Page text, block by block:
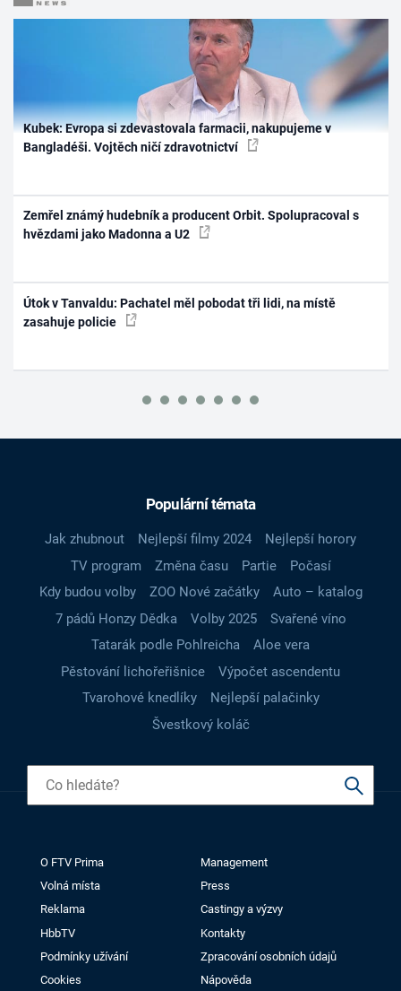
Kubek: Evropa si zdevastovala farmacii, nakupujeme v
Bangladéši. Vojtěch ničí zdravotnictví
Zemřel známý hudebník a producent Orbit. Spolupracoval s
hvězdami jako Madonna a U2
Útok v Tanvaldu: Pachatel měl pobodat tři lidi, na místě
zasahuje policie
Populární témata
Jak zhubnout Nejlepší filmy 2024
Nejlepší horory
TV program
Změna času Partie
Počasí
Kdy budou volby
ZOO Nové začátky
Auto – katalog
7 pádů Honzy Dědka
Volby 2025
Svařené víno
Tatarák podle Pohlreicha
Aloe vera
Pěstování lichořeřišnice
Výpočet ascendentu
Tvarohové knedlíky
Nejlepší palačinky
Švestkový koláč
O FTV Prima
Management
Volná místa
Press
Reklama
Castingy a výzvy
HbbTV
Kontakty
Podmínky užívání
Zpracování osobních údajů
Cookies
Nápověda